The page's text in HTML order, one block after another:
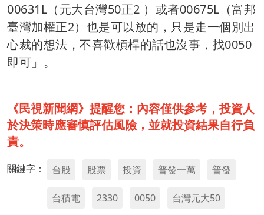
00631L（元大台灣50正2 ）或者00675L（富邦
臺灣加權正2）也是可以放的，只是走一個別出
心裁的想法，不喜歡槓桿的話也沒事，找0050
即可」。
《民視新聞網》提醒您：內容僅供參考，投資人
於決策時應審慎評估風險，並就投資結果自行負
責。
關鍵字： 台股 股票 投資 普發一萬 普發
台積電 2330 0050 台灣元大50